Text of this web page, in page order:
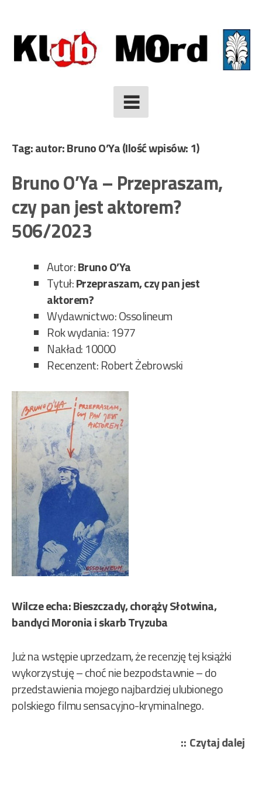
to
content
Tag: autor: Bruno O’Ya(Ilość wpisów: 1)
Bruno O’Ya – Przepraszam,
czy pan jest aktorem?
506/2023
Autor:Bruno O’Ya
Tytuł:Przepraszam, czy pan jest
aktorem?
Wydawnictwo: Ossolineum
Rok wydania: 1977
Nakład: 10000
Recenzent: Robert Żebrowski
Wilcze echa: Bieszczady, chorąży Słotwina,
bandyci Moronia i skarb Tryzuba
Już na wstępie uprzedzam, że recenzję tej książki
wykorzystuję – choć nie bezpodstawnie – do
przedstawienia mojego najbardziej ulubionego
polskiego filmu sensacyjno-kryminalnego.
Czytaj dalej